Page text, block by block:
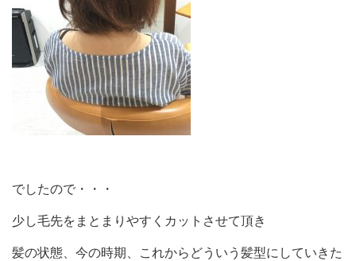
でしたので・・・
少し毛先をまとまりやすくカットさせて頂き
髪の状態、今の時期、これからどういう髪型にしていきた